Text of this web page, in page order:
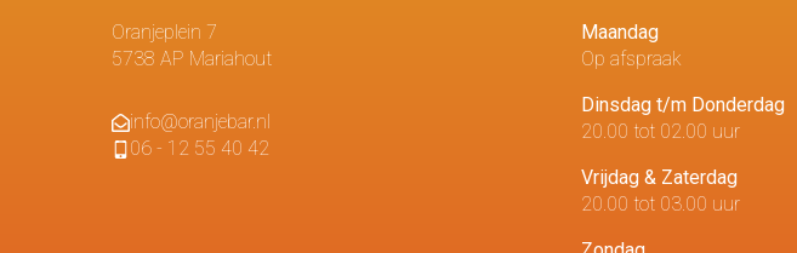
Oranjeplein 7
5738 AP Mariahout
info@oranjebar.nl
06 - 12 55 40 42
Maandag
Op afspraak
Dinsdag t/m Donderdag
20.00 tot 02.00 uur
Vrijdag & Zaterdag
20.00 tot 03.00 uur